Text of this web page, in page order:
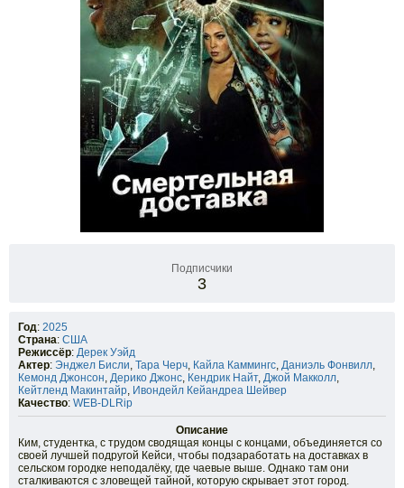
Подписчики
3
Год: 2025
Страна: США
Режиссёр: Дерек Уэйд
Актер: Энджел Бисли, Тара Черч, Кайла Каммингс, Даниэль Фонвилл,
Кемонд Джонсон, Дерико Джонс, Кендрик Найт, Джой Макколл,
Кейтленд Макинтайр, Ивондейл Кейандреа Шейвер
Качество: WEB-DLRip
Описание
Ким, студентка, с трудом сводящая концы с концами, объединяется со
своей лучшей подругой Кейси, чтобы подзаработать на доставках в
сельском городке неподалёку, где чаевые выше. Однако там они
сталкиваются с зловещей тайной, которую скрывает этот город.